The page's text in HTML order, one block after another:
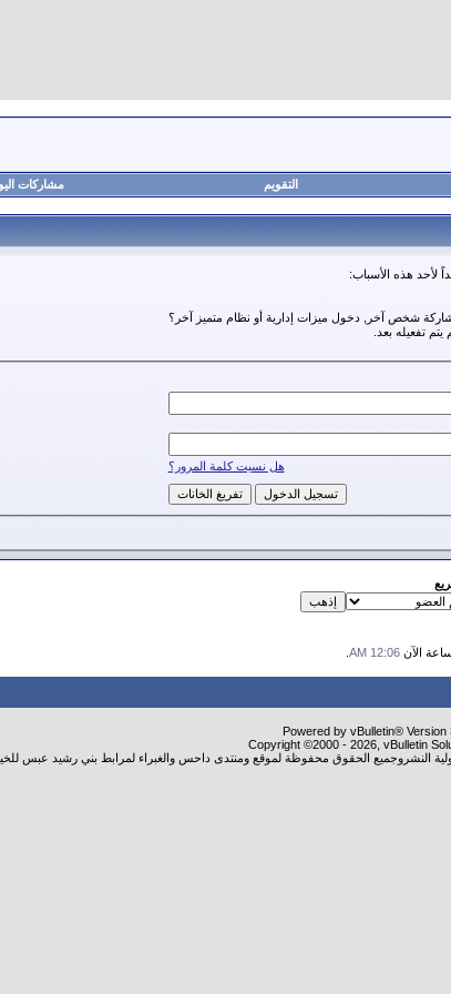
التقويم مشاركات
لأحد هذه الأسباب:
شخص آخر, دخول ميزات إدارية أو نظام متميز آخر؟
تفعيله بعد.
هل نسيت كلمة المرور؟
الآن 12:06 AM
Powered by vBulletin® Version
Copyright ©2000 - 2026, vBulletin
النشروجميع الحقوق محفوظة لموقع ومنتدى داحس والغبراء لمرابط بني رشيد عبس